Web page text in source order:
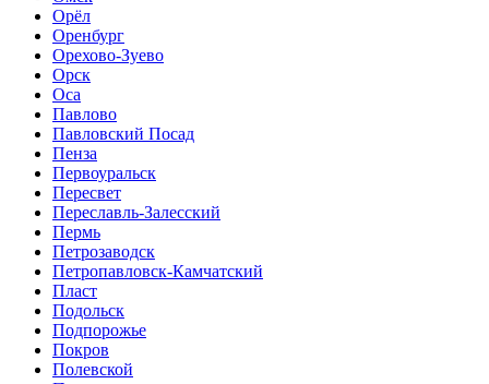
Орёл
Оренбург
Орехово-Зуево
Орск
Оса
Павлово
Павловский Посад
Пенза
Первоуральск
Пересвет
Переславль-Залесский
Пермь
Петрозаводск
Петропавловск-Камчатский
Пласт
Подольск
Подпорожье
Покров
Полевской